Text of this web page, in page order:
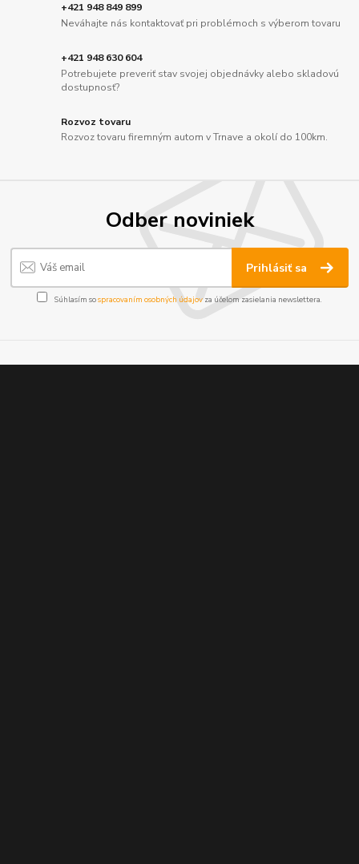
+421 948 849 899
Neváhajte nás kontaktovať pri problémoch s výberom tovaru
+421 948 630 604
Potrebujete preveriť stav svojej objednávky alebo skladovú
dostupnosť?
Rozvoz tovaru
Rozvoz tovaru firemným autom v Trnave a okolí do 100km.
Odber noviniek
Prihlásiť sa
Súhlasím sospracovaním osobných údajov za účelom zasielania newslettera.